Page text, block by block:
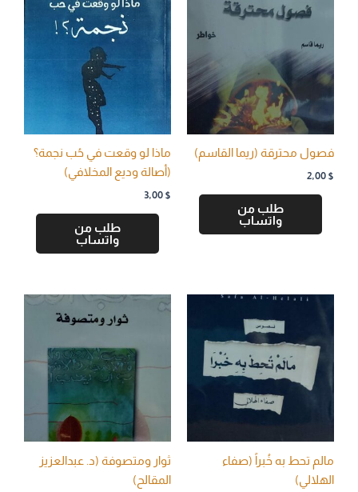
فصول محترقة (ريما القاسم)
2,00 $
طلب من
واتساب
ماذا لو وقعت في حُب نجمة؟
(أصالة وديع المخلافي)
3,00 $
طلب من
واتساب
مالم تحط به خُبراً (صفاء
الهلالي)
ثوار ومتصوفة (د. عبدالعزيز
المقالح)